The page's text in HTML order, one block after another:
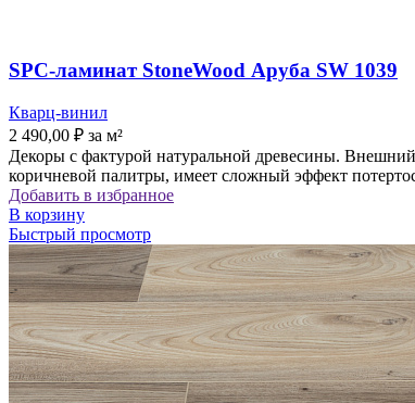
SPC-ламинат StoneWood Аруба SW 1039
Кварц-винил
2 490,00 ₽ за м²
Декоры с фактурой натуральной древесины.
коричневой палитры, имеет сложный эффект
Добавить в избранное
В корзину
Быстрый просмотр